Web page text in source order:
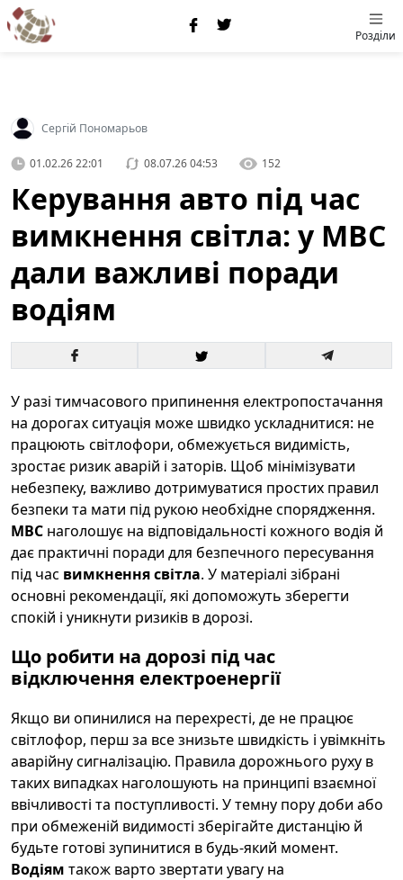
Розділи
Сергій Пономарьов
01.02.26 22:01 08.07.26 04:53 152
Керування авто під час
вимкнення світла: у МВС
дали важливі поради
водіям
У разі тимчасового припинення електропостачання
на дорогах ситуація може швидко ускладнитися: не
працюють світлофори, обмежується видимість,
зростає ризик аварій і заторів. Щоб мінімізувати
небезпеку, важливо дотримуватися простих правил
безпеки та мати під рукою необхідне спорядження.
МВС наголошує на відповідальності кожного водія й
дає практичні поради для безпечного пересування
під час вимкнення світла. У матеріалі зібрані
основні рекомендації, які допоможуть зберегти
спокій і уникнути ризиків в дорозі.
Що робити на дорозі під час
відключення електроенергії
Якщо ви опинилися на перехресті, де не працює
світлофор, перш за все знизьте швидкість і увімкніть
аварійну сигналізацію. Правила дорожнього руху в
таких випадках наголошують на принципі взаємної
ввічливості та поступливості. У темну пору доби або
при обмеженій видимості зберігайте дистанцію й
будьте готові зупинитися в будь-який момент.
Водіям також варто звертати увагу на